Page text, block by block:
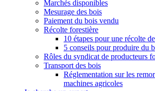
Marchés disponibles
Mesurage des bois
Paiement du bois vendu
Récolte forestière
10 étapes pour une récolte
5 conseils pour produire du
Rôles du syndicat de producteurs
Transport des bois
Réglementation sur les
machines agricoles